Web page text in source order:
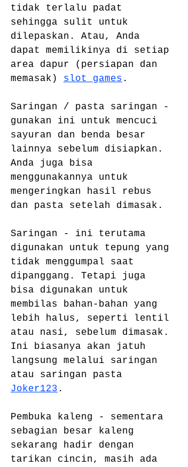
tidak terlalu padat
sehingga sulit untuk
dilepaskan. Atau, Anda
dapat memilikinya di setiap
area dapur (persiapan dan
memasak) slot games .
Saringan / pasta saringan -
gunakan ini untuk mencuci
sayuran dan benda besar
lainnya sebelum disiapkan.
Anda juga bisa
menggunakannya untuk
mengeringkan hasil rebus
dan pasta setelah dimasak.
Saringan - ini terutama
digunakan untuk tepung yang
tidak menggumpal saat
dipanggang. Tetapi juga
bisa digunakan untuk
membilas bahan-bahan yang
lebih halus, seperti lentil
atau nasi, sebelum dimasak.
Ini biasanya akan jatuh
langsung melalui saringan
atau saringan pasta
Joker123 .
Pembuka kaleng - sementara
sebagian besar kaleng
sekarang hadir dengan
tarikan cincin, masih ada